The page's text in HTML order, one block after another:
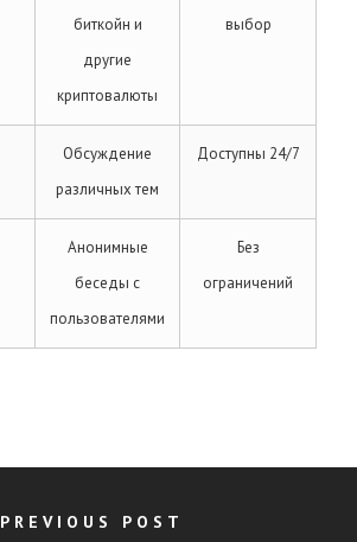
биткойн и
другие
криптовалюты
выбор
Обсуждение
различных тем
Доступны 24/7
Анонимные
беседы с
пользователями
Без
ограничений
PREVIOUS POST